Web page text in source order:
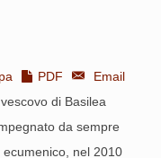
PDF
Email
di Basilea
da sempre
ecumenico, nel 2010